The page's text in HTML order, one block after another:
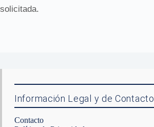
solicitada.
Información Legal y de Contacto
Contacto